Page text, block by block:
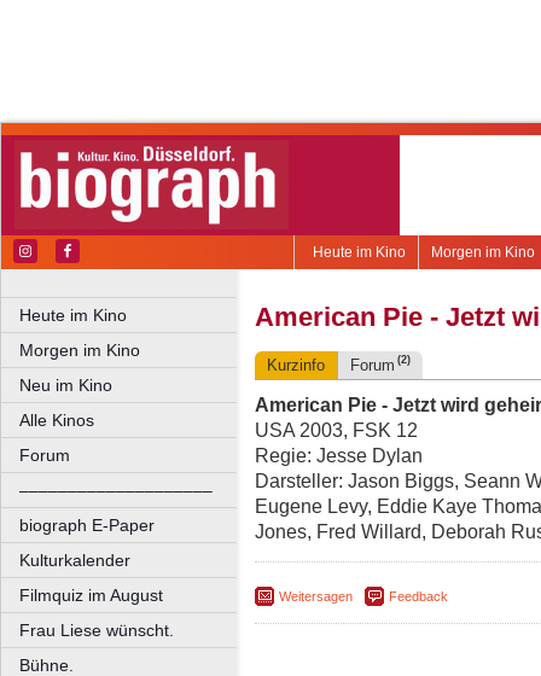
Morgen im Kino
Heute im Kino
Heute im Kino
Morgen im Kino
Neu im Kino
Alle Kinos
Forum
––––––––––––––––––––
biograph E-Paper
Kulturkalender
Filmquiz im August
Frau Liese wünscht.
Bühne.
American Pie - Jetzt
Kurzinfo Forum (2)
American Pie - Jetzt wird
USA 2003, FSK 12
Regie: Jesse Dylan
Darsteller: Jason Biggs, Seann
Eugene Levy, Eddie Kaye
Jones, Fred Willard, Deborah
Weitersagen Feedback